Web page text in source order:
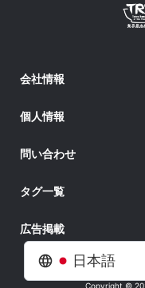
日本語
会社情報
個人情報
問い合わせ
タグ一覧
広告掲載
Copyright ©